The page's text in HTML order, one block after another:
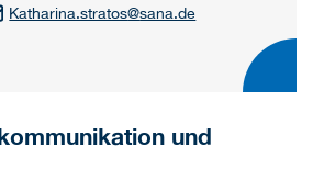
Katharina.stratos@sana.de
und